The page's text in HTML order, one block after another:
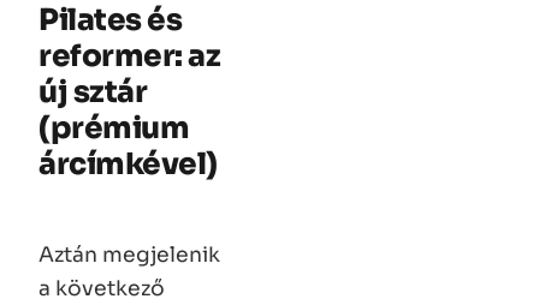
Pilates és
reformer: az
új sztár
(prémium
árcímkével)
Aztán megjelenik
a következő